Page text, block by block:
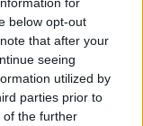
below opt-out
that after your
seeing
utilized by
parties prior to
of the further